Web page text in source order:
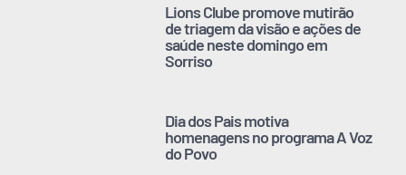
Lions Clube promove mutirão
de triagem da visão e ações de
saúde neste domingo em
Sorriso
Dia dos Pais motiva
homenagens no programa A Voz
do Povo